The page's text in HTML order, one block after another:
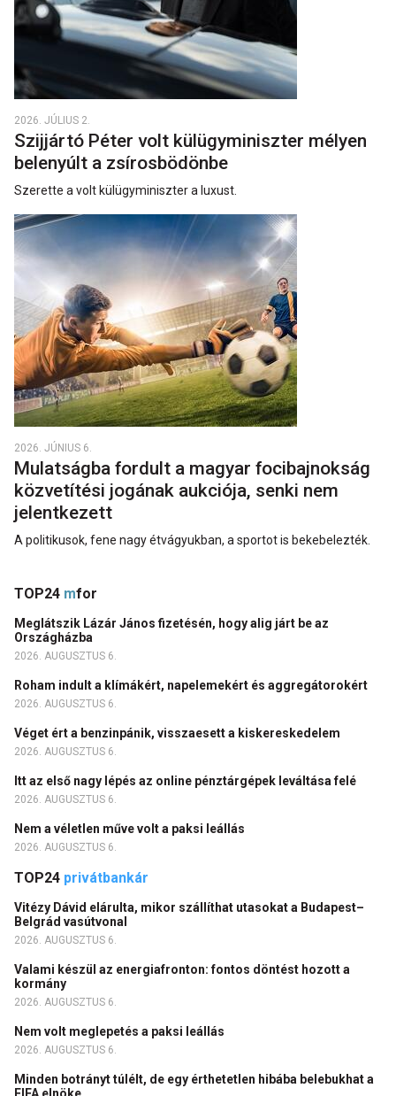
2026. JÚLIUS 2.
Szijjártó Péter volt külügyminiszter mélyen
belenyúlt a zsírosbödönbe
Szerette a volt külügyminiszter a luxust.
2026. JÚNIUS 6.
Mulatságba fordult a magyar focibajnokság
közvetítési jogának aukciója, senki nem
jelentkezett
A politikusok, fene nagy étvágyukban, a sportot is bekebelezték.
TOP24 mfor
Meglátszik Lázár János fizetésén, hogy alig járt be az
Országházba
2026. AUGUSZTUS 6.
Roham indult a klímákért, napelemekért és aggregátorokért
2026. AUGUSZTUS 6.
Véget ért a benzinpánik, visszaesett a kiskereskedelem
2026. AUGUSZTUS 6.
Itt az első nagy lépés az online pénztárgépek leváltása felé
2026. AUGUSZTUS 6.
Nem a véletlen műve volt a paksi leállás
2026. AUGUSZTUS 6.
TOP24 privátbankár
Vitézy Dávid elárulta, mikor szállíthat utasokat a Budapest–
Belgrád vasútvonal
2026. AUGUSZTUS 6.
Valami készül az energiafronton: fontos döntést hozott a
kormány
2026. AUGUSZTUS 6.
Nem volt meglepetés a paksi leállás
2026. AUGUSZTUS 6.
Minden botrányt túlélt, de egy érthetetlen hibába belebukhat a